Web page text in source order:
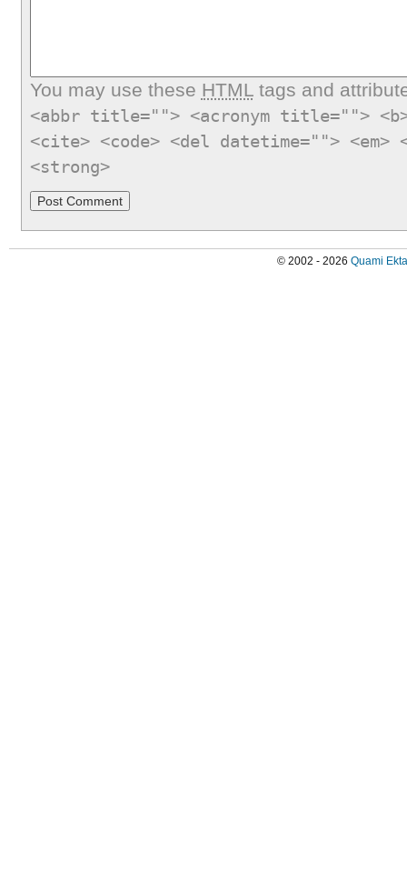
You may use these HTMLtags and
<abbr title=""> <acronym title="">
<cite> <code> <del datetime="">
<strong>
© 2002 - 2026 Quami